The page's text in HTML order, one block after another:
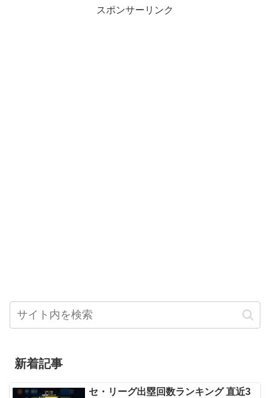
スポンサーリンク
新着記事
セ・リーグ出塁回数ランキング 直近3